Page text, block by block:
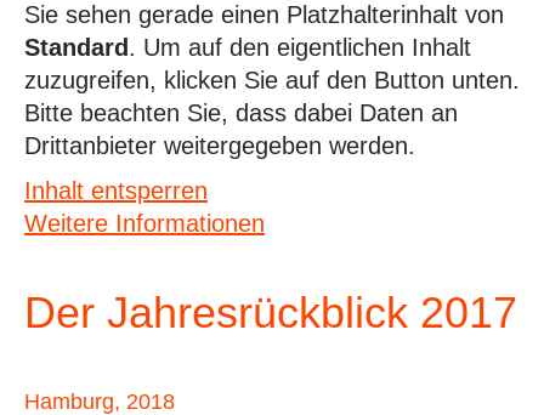
Sie sehen gerade einen Platzhalterinhalt von
Standard . Um auf den eigentlichen Inhalt
zuzugreifen, klicken Sie auf den Button unten.
Bitte beachten Sie, dass dabei Daten an
Drittanbieter weitergegeben werden.
Inhalt entsperren
Weitere Informationen
Der Jahresrückblick 2017
Hamburg, 2018